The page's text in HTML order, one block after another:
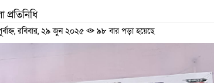
রবিবার, ২৯ জুন ২০২৫ ৯৮ বার পড়া হয়েছে